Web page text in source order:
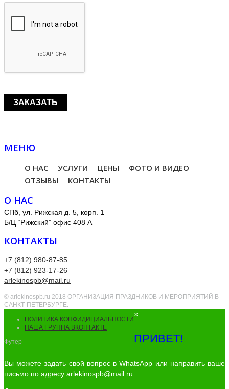
МЕНЮ
О НАС УСЛУГИ ЦЕНЫ
ФОТО И ВИДЕО
ОТЗЫВЫ
КОНТАКТЫ
О НАС
СПб, ул. Рижская д. 5, корп. 1
Б/Ц “Рижский” офис 408 А
КОНТАКТЫ
+7 (812) 980-87-85
+7 (812) 923-17-26
arlekinospb@mail.ru
© arlekinospb.ru 2018 ОРГАНИЗАЦИЯ ПРАЗДНИКОВ И МЕРОПРИЯТИЙ В
САНКТ-ПЕТЕРБУРГЕ.
ПОЛИТИКА КОНФИДИЦИАЛЬНОСТИ
НАША ГРУППА ВКОНТАКТЕ
Футер
×
ПРИВЕТ!
Вы можете задать свой вопрос в WhatsApp или направить ваше
письмо по адресу arlekinospb@mail.ru